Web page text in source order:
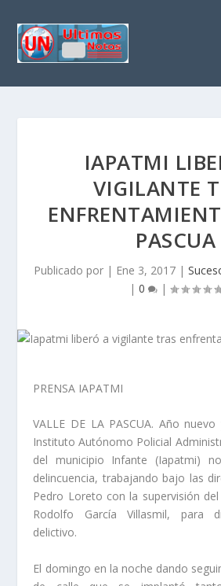
IAPATMI
VIGILANTE
PASCUA
Publicado por | Ene 3, 2017 |
| 0 |
PRENSA IAPATMI
VALLE DE LA PASCUA. Año
Instituto Autónomo Policial
del municipio Infante (Iapatmi)
delincuencia, trabajando bajo las
Pedro Loreto con la supervisión
Rodolfo García Villasmil, para
delictivo.
El domingo en la noche dando